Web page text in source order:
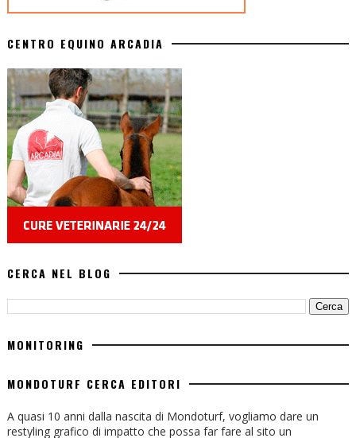
CENTRO EQUINO ARCADIA
CERCA NEL BLOG
MONITORING
MONDOTURF CERCA EDITORI
A quasi 10 anni dalla nascita di Mondoturf, vogliamo dare un
restyling grafico di impatto che possa far fare al sito un